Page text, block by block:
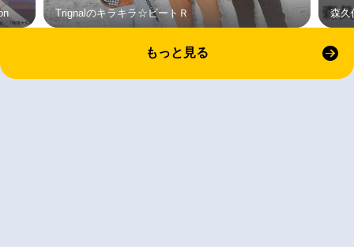
Trignalのキラキラ☆ビートＲ 森久
もっと見る